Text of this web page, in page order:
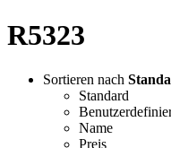
R5323
Sortieren nach
Standard
Name
Preis